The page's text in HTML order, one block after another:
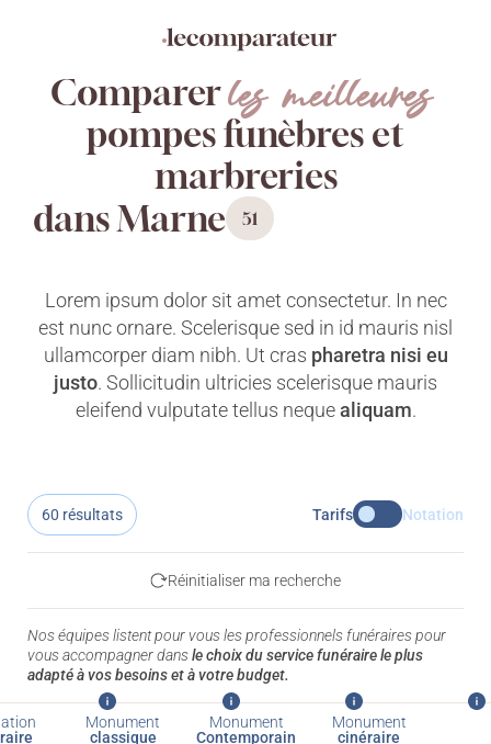
contenuComparerles meilleures
pompes funèbres et
marbreries
dans Marne
51
Lorem ipsum dolor sit amet consectetur. In nec
est nunc ornare. Scelerisque sed in id mauris nisl
ullamcorper diam nibh. Ut cras pharetra nisi eu
justo. Sollicitudin ultricies scelerisque mauris
eleifend vulputate tellus nequealiquam.
60 résultats Tarifs Notation
Réinitialiser ma recherche
Nos équipes listent pour vous les professionnels funéraires pour
vous accompagner dansle choix du service funéraire le plus
adapté à vos besoins et à votre budget.
Monument
classique
Monument
Contemporain
Monument
cinéraire